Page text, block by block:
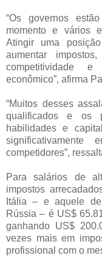
“Os governos
momento e vários
Atingir uma
aumentar
competitividade
econômico”, afirma
“Muitos desses
qualificados e os
habilidades e
significativamente
competidores”,
Para salários de
impostos
Itália – e aquele
Rússia – é US$
ganhando US$
vezes mais em
profissional com o